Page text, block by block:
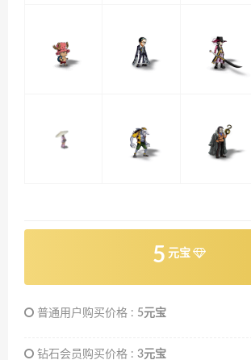
5 元宝
普通用户购买价格 : 5元宝
钻石会员购买价格 : 3元宝